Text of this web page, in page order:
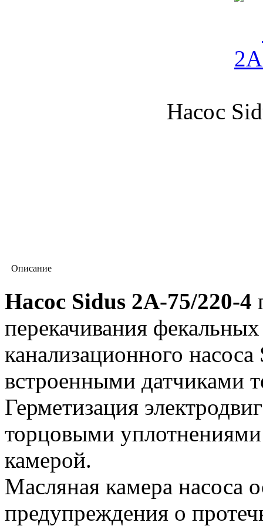
Насос
Описание
Насос Sidus 2А-75/220-4
перекачивания
канализационного
встроенными датчиками
Герметизация
торцовыми
камерой.
Масляная камера насоса
предупреждения о